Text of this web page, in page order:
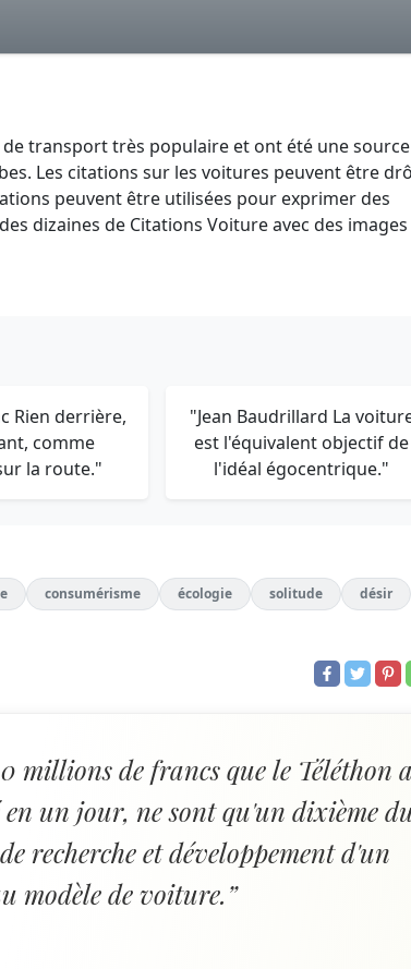
transport très populaire et ont été une source
Les citations sur les voitures peuvent être
peuvent être utilisées pour exprimer des
dizaines de Citations Voiture avec des images
Rien derrière,
comme
la route."
"Jean Baudrillard La
est l'équivalent objectif de
l'idéal égocentrique."
consumérisme écologie solitude
désir
millions de francs que le Téléthon
en un jour, ne sont qu'un dixième
recherche et développement d'un
modèle de voiture.”